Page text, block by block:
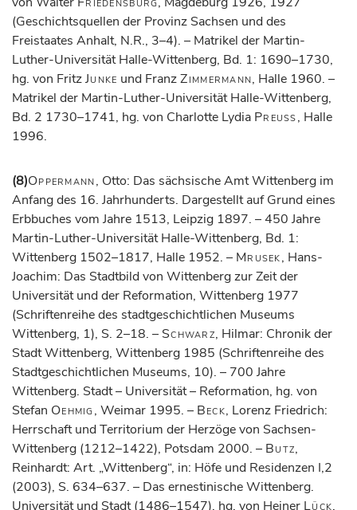
(Geschichtsquellen der Provinz Sachsen und des
Freistaates Anhalt, N.R., 3–4). – Matrikel der Martin-
Luther-Universität Halle-Wittenberg, Bd. 1: 1690–1730,
hg. von FritzJunke und FranzZimmermann, Halle 1960. –
Matrikel der Martin-Luther-Universität Halle-Wittenberg,
Bd. 2 1730–1741, hg. von Charlotte Lydia Preuss, Halle
1996.
(8)Oppermann, Otto: Das sächsische Amt Wittenberg im
Anfang des 16. Jahrhunderts. Dargestellt auf Grund eines
Erbbuches vom Jahre 1513, Leipzig 1897. – 450 Jahre
Martin-Luther-Universität Halle-Wittenberg, Bd. 1:
Wittenberg 1502–1817, Halle 1952. – Mrusek, Hans-
Joachim: Das Stadtbild von Wittenberg zur Zeit der
Universität und der Reformation, Wittenberg 1977
(Schriftenreihe des stadtgeschichtlichen Museums
Wittenberg, 1), S. 2–18. – Schwarz, Hilmar: Chronik der
Stadt Wittenberg, Wittenberg 1985 (Schriftenreihe des
Stadtgeschichtlichen Museums, 10). – 700 Jahre
Wittenberg. Stadt – Universität – Reformation, hg. von
Stefan Oehmig, Weimar 1995. – Beck, Lorenz Friedrich:
Herrschaft und Territorium der Herzöge von Sachsen-
Wittenberg (1212–1422), Potsdam 2000. – Butz,
Reinhardt: Art. „Wittenberg“, in: Höfe und Residenzen I,2
(2003), S. 634–637. – Das ernestinische Wittenberg.
Universität und Stadt (1486–1547), hg. von Heiner Lück,